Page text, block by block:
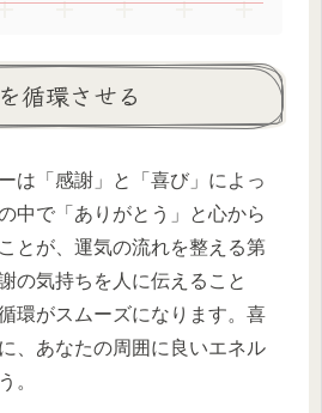
循環させる
は「感謝」と「喜び」によっ
中で「ありがとう」と心から
とが、運気の流れを整える第
の気持ちを人に伝えること
環がスムーズになります。喜
、あなたの周囲に良いエネル
。